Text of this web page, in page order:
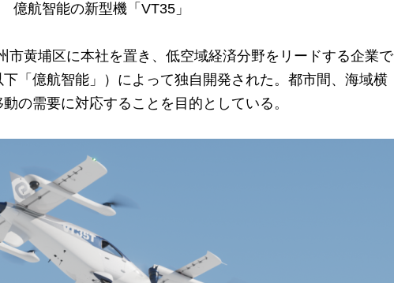
億航智能の新型機「VT35」
市黄埔区に本社を置き、低空域経済分野をリードする企業で
「億航智能」）によって独自開発された。都市間、海域横
の需要に対応することを目的としている。